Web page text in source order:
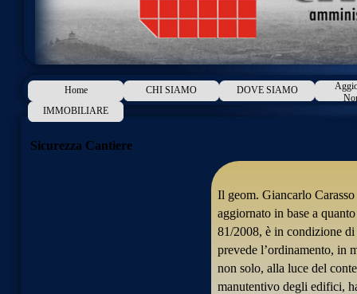
Home CHI SIAMO DOVE SIAMO
IMMOBILIARE
Sicurezza Cantiere
Il geom. Giancarlo
aggiornato in base a
81/2008, è in condizione
prevede l’ordinamento, in
non solo, alla luce del
manutentivo degli edifici,